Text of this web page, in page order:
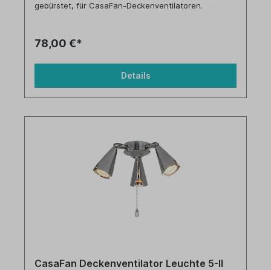
gebürstet, für CasaFan-Deckenventilatoren.
78,00 €*
Details
CasaFan Deckenventilator Leuchte 5-II